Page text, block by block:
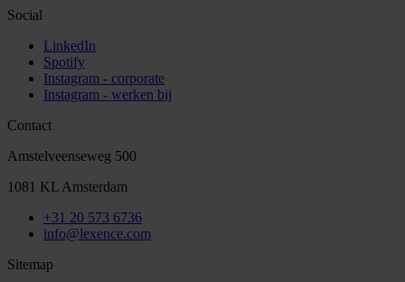
Social
LinkedIn
Spotify
Instagram - corporate
Instagram - werken bij
Contact
Amstelveenseweg 500
1081 KL Amsterdam
+31 20 573 6736
info@lexence.com
Sitemap